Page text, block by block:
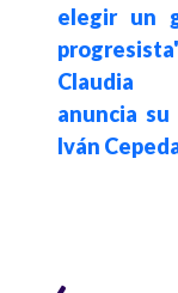
elegir un
Claudia
anuncia su
Iván